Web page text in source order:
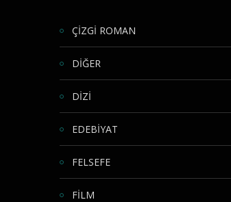
ÇİZGİ ROMAN
DİĞER
DİZİ
EDEBİYAT
FELSEFE
FİLM